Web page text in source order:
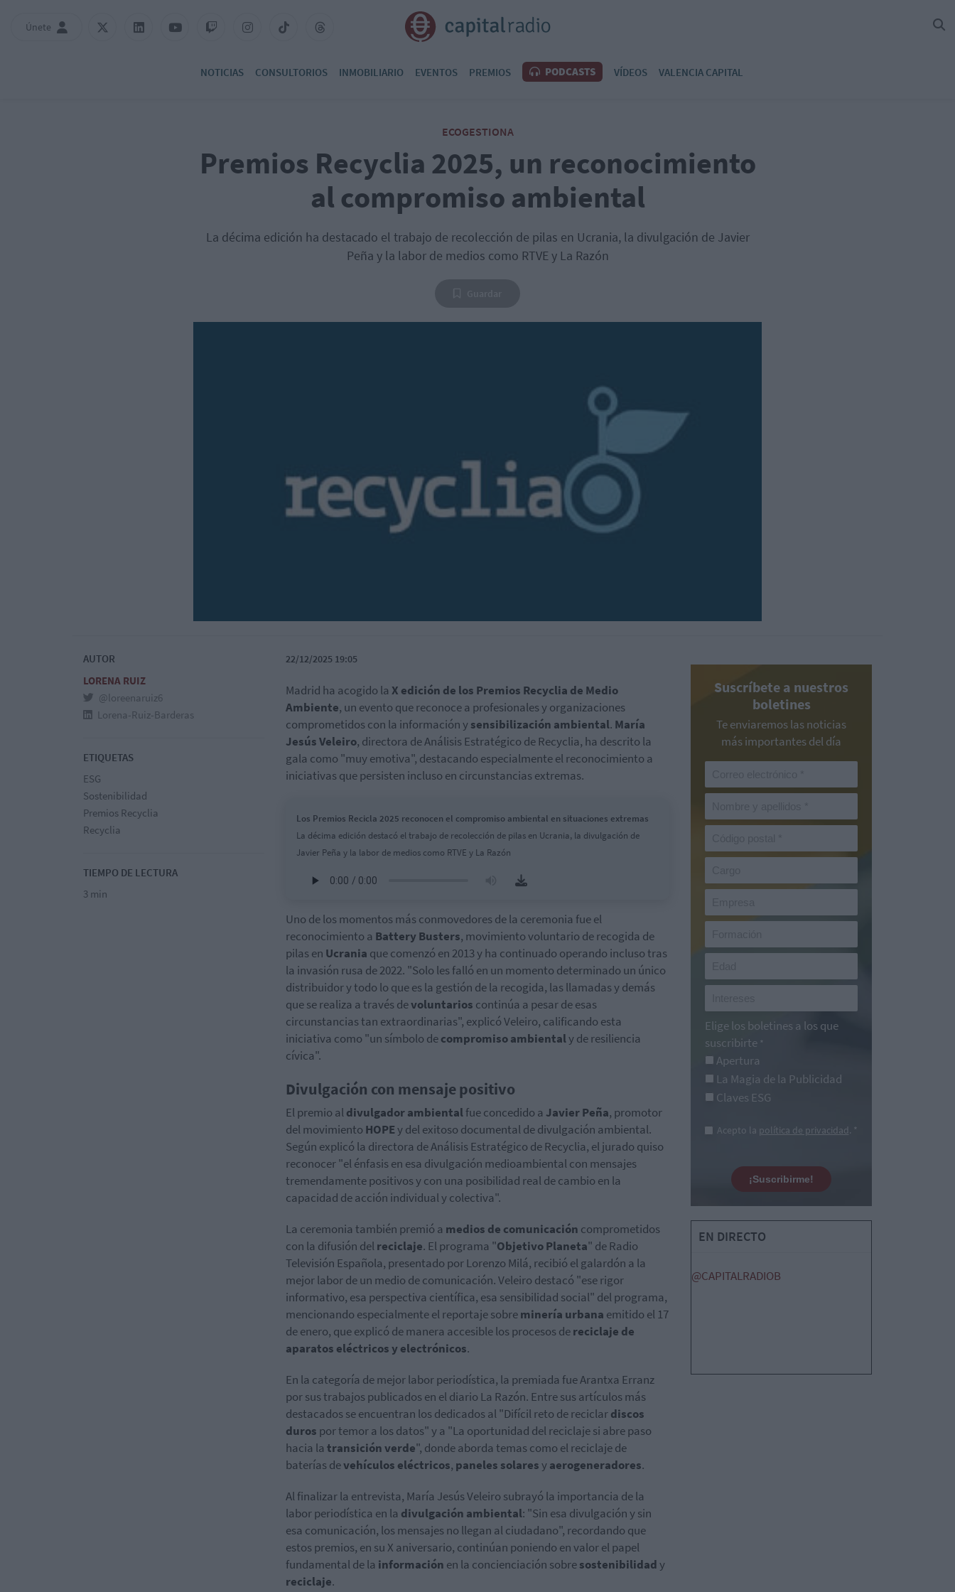
Únete
NOTICIAS CONSULTORIOS INMOBILIARIO EVENTOS PREMIOS PODCASTS VÍDEOS VALENCIA CAPITAL
ECOGESTIONA
Premios Recyclia 2025, un reconocimiento
al compromiso ambiental
La décima edición ha destacado el trabajo de recolección de pilas en Ucrania, la divulgación de Javier
Peña y la labor de medios como RTVE y La Razón
AUTOR
LORENA RUIZ
@loreenaruiz6
Lorena-Ruiz-Barderas
ETIQUETAS
ESG
Sostenibilidad
Premios Recyclia
Recyclia
TIEMPO DE LECTURA
3 min
22/12/2025 19:05
Madrid ha acogido la X edición de los Premios Recyclia de Medio
Ambiente, un evento que reconoce a profesionales y organizaciones
comprometidos con la información ysensibilización ambiental. María
Jesús Veleiro, directora de Análisis Estratégico de Recyclia, ha descrito la
gala como "muy emotiva", destacando especialmente el reconocimiento a
iniciativas que persisten incluso en circunstancias extremas.
Los Premios Recicla 2025 reconocen el compromiso ambiental en situaciones extremas
La décima edición destacó el trabajo de recolección de pilas en Ucrania, la divulgación de
Javier Peña y la labor de medios como RTVE y La Razón
Uno de los momentos más conmovedores de la ceremonia fue el
reconocimiento a Battery Busters, movimiento voluntario de recogida de
pilas en Ucrania que comenzó en 2013 y ha continuado operando incluso tras
la invasión rusa de 2022. "Solo les falló en un momento determinado un único
distribuidor y todo lo que es la gestión de la recogida, las llamadas y demás
que se realiza a través devoluntarios continúa a pesar de esas
circunstancias tan extraordinarias", explicó Veleiro, calificando esta
iniciativa como "un símbolo decompromiso ambientaly de resiliencia
cívica".
Divulgación con mensaje positivo
El premio aldivulgador ambientalfue concedido a Javier Peña, promotor
del movimiento HOPEy del exitoso documental de divulgación ambiental.
Según explicó la directora de Análisis Estratégico de Recyclia, el jurado quiso
reconocer "el énfasis en esa divulgación medioambiental con mensajes
tremendamente positivos y con una posibilidad real de cambio en la
capacidad de acción individual y colectiva".
La ceremonia también premió a medios de comunicación comprometidos
con la difusión delreciclaje. El programa "Objetivo Planeta" de Radio
Televisión Española, presentado por Lorenzo Milá, recibió el galardón a la
mejor labor de un medio de comunicación. Veleiro destacó "ese rigor
informativo, esa perspectiva científica, esa sensibilidad social" del programa,
mencionando especialmente el reportaje sobreminería urbana emitido el 17
de enero, que explicó de manera accesible los procesos dereciclaje de
aparatos eléctricos y electrónicos.
En la categoría de mejor labor periodística, la premiada fue Arantxa Erranz
por sus trabajos publicados en el diario La Razón. Entre sus artículos más
destacados se encuentran los dedicados al "Difícil reto de reciclardiscos
duros por temor a los datos" y a "La oportunidad del reciclaje si abre paso
hacia la transición verde", donde aborda temas como el reciclaje de
baterías devehículos eléctricos, paneles solaresyaerogeneradores.
Al finalizar la entrevista, María Jesús Veleiro subrayó la importancia de la
labor periodística en la divulgación ambiental: "Sin esa divulgación y sin
esa comunicación, los mensajes no llegan al ciudadano", recordando que
estos premios, en su X aniversario, continúan poniendo en valor el papel
fundamental de la información en la concienciación sobresostenibilidady
reciclaje.
Suscríbete a nuestros
boletines
Te enviaremos las noticias
más importantes del día
Elige los boletines a los que
suscribirte *
Apertura
La Magia de la Publicidad
Claves ESG
Acepto la política de privacidad. *
¡Suscribirme!
EN DIRECTO
@CAPITALRADIOB